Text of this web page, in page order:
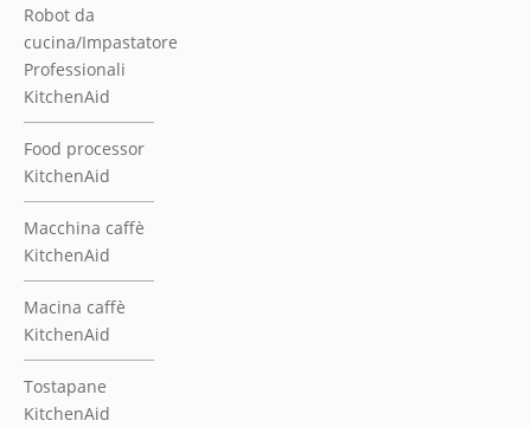
Robot da
cucina/Impastatore
Professionali
KitchenAid
Food processor
KitchenAid
Macchina caffè
KitchenAid
Macina caffè
KitchenAid
Tostapane
KitchenAid